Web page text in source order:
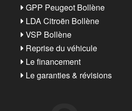
GPP Peugeot Bollène
LDA Citroën Bollène
VSP Bollène
Reprise du véhicule
Le financement
Le garanties & révisions